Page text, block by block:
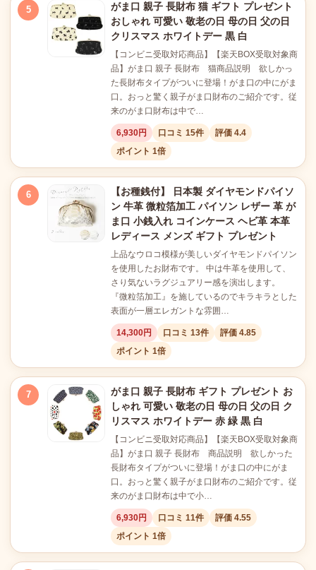
5
がま口 親子 長財布 猫 ギフト プレゼント
おしゃれ 可愛い 敬老の日 母の日 父の日
クリスマス ホワイトデー 黒 白
【コンビニ受取対応商品】【楽天BOX受取対象商
品】がま口 親子 長財布 猫商品説明 欲しかっ
た長財布タイプがついに登場！がま口の中にがま
口。おっと驚く親子がま口財布のご紹介です。従
来のがま口財布は中で…
6,930円 口コミ 15件
評価 4.4
ポイント 1倍
6
【お種銭付】 日本製 ダイヤモンドパイソ
ン 牛革 微粒箔加工 パイソン レザー 革 が
ま口 小銭入れ コインケース ヘビ革 本革
レディース メンズ ギフト プレゼント
上品なウロコ模様が美しいダイヤモンドパイソン
を使用したお財布です。 中は牛革を使用して、
さり気ないラグジュアリー感を演出します。
『微粒箔加工』を施しているのでキラキラとした
表面が一層エレガントな雰囲…
14,300円 口コミ 13件
評価 4.85
ポイント 1倍
7
がま口 親子 長財布 ギフト プレゼント お
しゃれ 可愛い 敬老の日 母の日 父の日 ク
リスマス ホワイトデー 赤 緑 黒 白
【コンビニ受取対応商品】【楽天BOX受取対象商
品】がま口 親子 長財布 商品説明 欲しかった
長財布タイプがついに登場！がま口の中にがま
口。おっと驚く親子がま口財布のご紹介です。従
来のがま口財布は中で小…
6,930円 口コミ 11件
評価 4.55
ポイント 1倍